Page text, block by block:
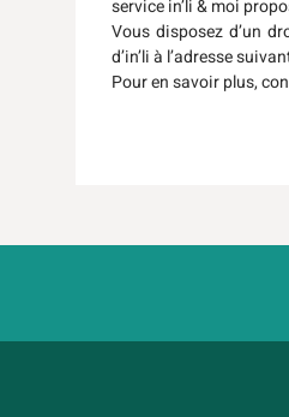
service in’li & moi
Vous disposez d’un
d’in’li à l’adresse
Pour en savoir plus,